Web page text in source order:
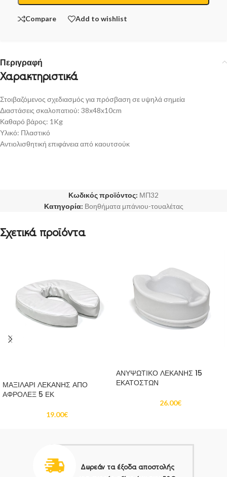
Compare Add to wishlist
Περιγραφή
Χαρακτηριστικά
Στοιβαζόμενος σχεδιασμός για πρόσβαση σε υψηλά σημεία
Διαστάσεις σκαλοπατιού: 38x48x10cm
Καθαρό βάρος: 1Kg
Υλικό: Πλαστικό
Αντιολισθητική επιφάνεια από καουτσούκ
Κωδικός προϊόντος: ΜΠ32
Κατηγορία: Βοηθήματα μπάνιου-τουαλέτας
Σχετικά προϊόντα
ΜΑΞΙΛΑΡΙ ΛΕΚΑΝΗΣ ΑΠΟ
ΑΦΡΟΛΕΞ 5 ΕΚ
19.00€
ΑΝΥΨΩΤΙΚΟ ΛΕΚΑΝΗΣ 15
ΕΚΑΤΟΣΤΩΝ
26.00€
Δωρεάν τα έξοδα αποστολής